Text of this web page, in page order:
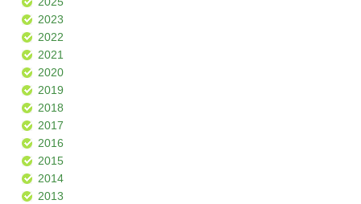
2023
2022
2021
2020
2019
2018
2017
2016
2015
2014
2013